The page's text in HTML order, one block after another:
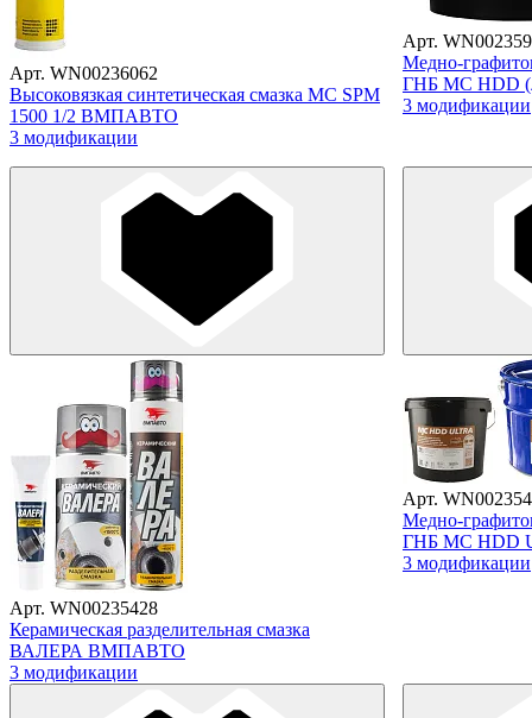
Арт. WN00236062
Высоковязкая синтетическая смазка МС SPM
1500 1/2 ВМПАВТО
3 модификации
Арт.
Медно-
ГНБ МС HDD
3 модификации
Арт. WN00235428
Керамическая разделительная смазка
ВАЛЕРА ВМПАВТО
3 модификации
Арт.
Медно-
ГНБ МС HDD
3 модификации